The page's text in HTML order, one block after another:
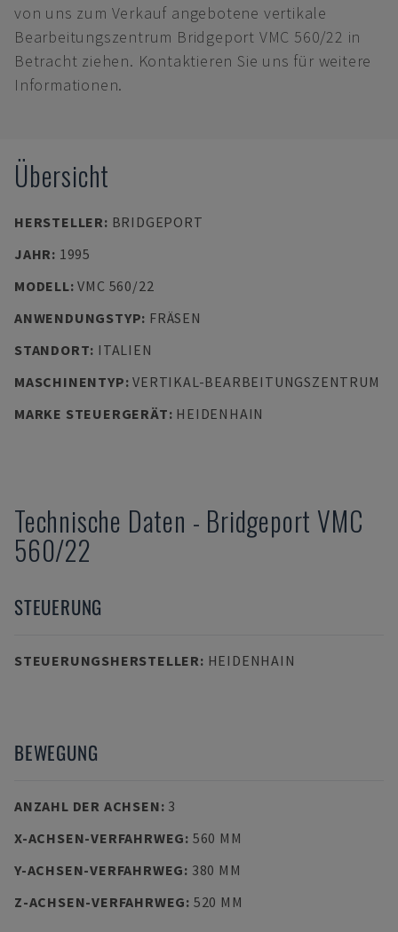
von uns zum Verkauf angebotene vertikale
Bearbeitungszentrum Bridgeport VMC 560/22 in
Betracht ziehen. Kontaktieren Sie uns für weitere
Informationen.
Übersicht
HERSTELLER: BRIDGEPORT
JAHR: 1995
MODELL:VMC 560/22
ANWENDUNGSTYP: FRÄSEN
STANDORT: ITALIEN
MASCHINENTYP:VERTIKAL-BEARBEITUNGSZENTRUM
MARKE STEUERGERÄT: HEIDENHAIN
Technische Daten - Bridgeport VMC
560/22
STEUERUNG
STEUERUNGSHERSTELLER: HEIDENHAIN
BEWEGUNG
ANZAHL DER ACHSEN: 3
X-ACHSEN-VERFAHRWEG: 560 MM
Y-ACHSEN-VERFAHRWEG: 380 MM
Z-ACHSEN-VERFAHRWEG: 520 MM